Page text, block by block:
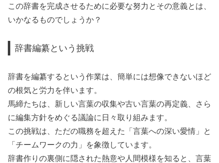
この辞書を完成させるために必要な努力とその意義とは、
いかなるものでしょうか？
辞書編纂という挑戦
辞書を編纂するという作業は、簡単には想像できないほど
の根気と労力を伴います。
馬締たちは、新しい言葉の収集や古い言葉の再定義、さら
に編集方針をめぐる議論に日々取り組みます。
この挑戦は、ただの職務を超えた「言葉への深い愛情」と
「チームワークの力」を象徴しています。
辞書作りの裏側に隠された熱意や人間模様を知ると、言葉